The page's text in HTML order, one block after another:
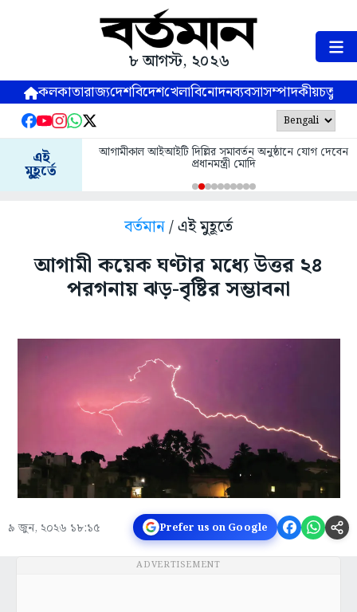
৮ আগস্ট, ২০২৬
কলকাতারাজ্যদেশবিদেশখেলাবিনোদনব্যবসাসম্পাদকীয়
এই
মুহূর্তে
আগামীকাল আইআইটি দিল্লির সমাবর্তন অনুষ্ঠানে যোগ দেবেন
প্রধানমন্ত্রী মোদি
বর্তমান/ এই মুহূর্তে
আগামী কয়েক ঘণ্টার মধ্যে উত্তর ২৪
পরগনায় ঝড়-বৃষ্টির সম্ভাবনা
৯ জুন, ২০২৬ ১৮:১৫ Prefer us on Google
ADVERTISEMENT